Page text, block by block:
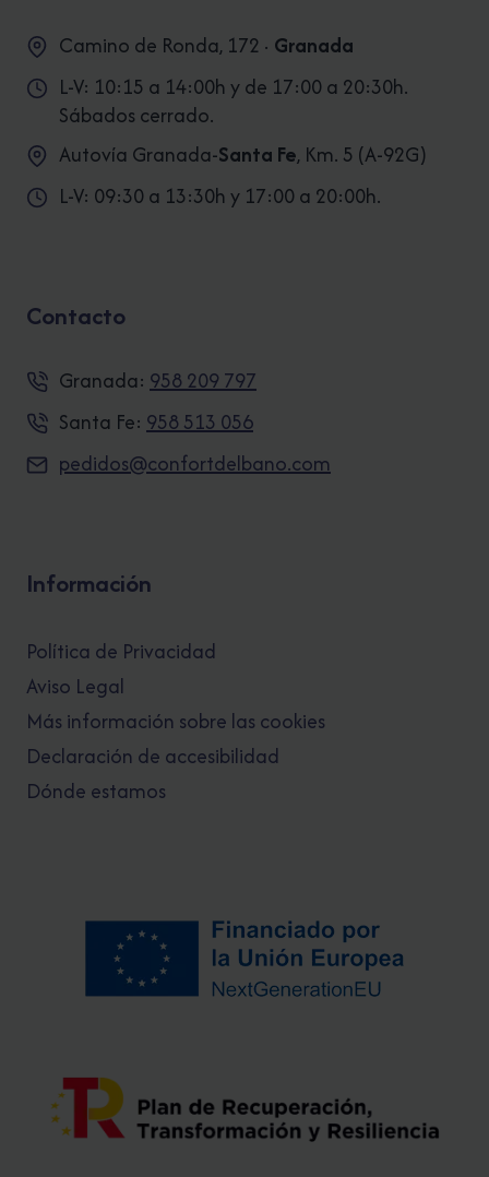
Camino de Ronda, 172 · Granada
L-V: 10:15 a 14:00h y de 17:00 a 20:30h.
Sábados cerrado.
Autovía Granada-Santa Fe, Km. 5 (A-92G)
L-V: 09:30 a 13:30h y 17:00 a 20:00h.
Contacto
Granada: 958 209 797
Santa Fe: 958 513 056
pedidos@confortdelbano.com
Información
Política de Privacidad
Aviso Legal
Más información sobre las cookies
Declaración de accesibilidad
Dónde estamos